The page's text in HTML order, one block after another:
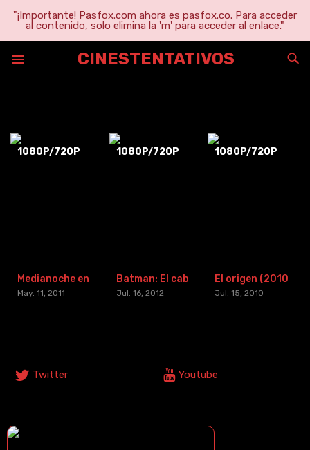
"¡Importante! Pasfox.com ahora es pasfox.co. Para acceder
al contenido, solo elimina la 'm' para acceder al enlace."
CINESTENTATIVOS
1080P/720P
May. 11, 2011
1080P/720P
Jul. 16, 2012
1080P/720P
Jul. 15, 2010
Twitter Youtube